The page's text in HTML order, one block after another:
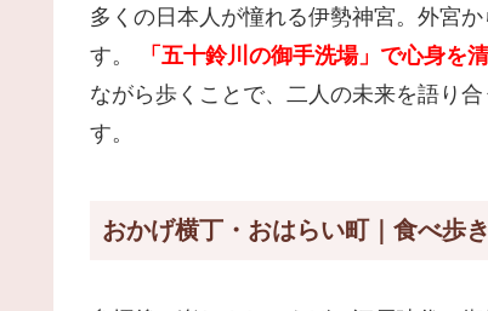
多くの日本人が憧れる伊勢神宮。外宮
す。
「五十鈴川の御手洗場」で心身を
ながら歩くことで、二人の未来を語り
す。
おかげ横丁・おはらい町｜食べ歩